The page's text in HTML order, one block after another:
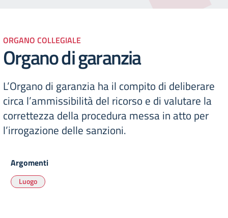
ORGANO COLLEGIALE
Organo di garanzia
L’Organo di garanzia ha il compito di deliberare
circa l’ammissibilità del ricorso e di valutare la
correttezza della procedura messa in atto per
l’irrogazione delle sanzioni.
Argomenti
Luogo